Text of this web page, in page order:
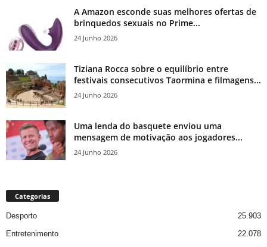
A Amazon esconde suas melhores ofertas de
brinquedos sexuais no Prime...
24 Junho 2026
Tiziana Rocca sobre o equilíbrio entre
festivais consecutivos Taormina e filmagens...
24 Junho 2026
Uma lenda do basquete enviou uma
mensagem de motivação aos jogadores...
24 Junho 2026
Categorias
Desporto
25.903
Entretenimento
22.078